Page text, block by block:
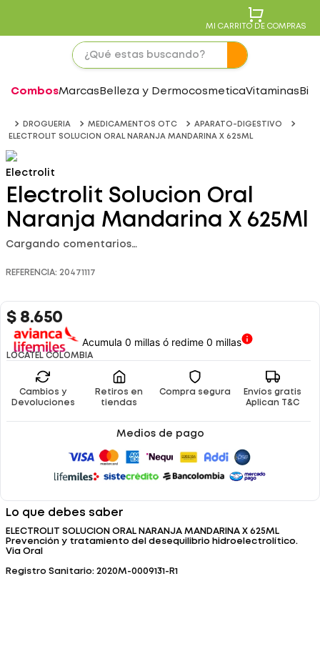
MI CARRITO DE COMPRAS
CombosMarcas Belleza y DermocosmeticaVitaminas
DROGUERIA MEDICAMENTOS OTC
APARATO-DIGESTIVO
ELECTROLIT SOLUCION ORAL NARANJA MANDARINA X 625ML
Electrolit
Electrolit Solucion Oral
Naranja Mandarina X 625Ml
Cargando comentarios…
REFERENCIA: 20471117
$ 8.650
Acumula 0 millas ó redime 0 millas
LOCATEL COLOMBIA
Cambios y
Devoluciones
Retiros en
tiendas
Compra segura
Envíos gratis
Aplican T&C
Medios de pago
Lo que debes saber
ELECTROLIT SOLUCION ORAL NARANJA MANDARINA X 625ML
Prevención y tratamiento del desequilibrio hidroelectrolítico.
Via Oral
Registro Sanitario: 2020M-0009131-R1